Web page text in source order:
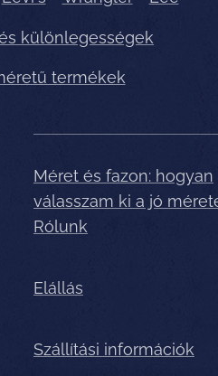
különlegességek
termékek
Méret és fazon: hogyan
válasszam ki a jó
Rólunk
Elállás
Szállítási információk